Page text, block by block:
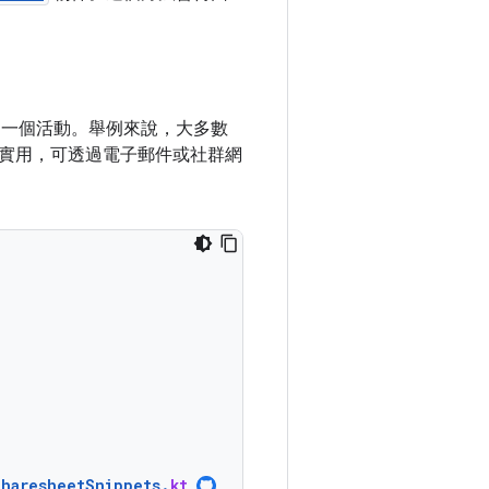
個活動。舉例來說，大多數
用，可透過電子郵件或社群網